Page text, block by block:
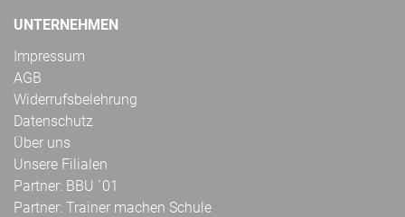
UNTERNEHMEN
Impressum
AGB
Widerrufsbelehrung
Datenschutz
Über uns
Unsere Filialen
Partner: BBU ´01
Partner: Trainer machen Schule